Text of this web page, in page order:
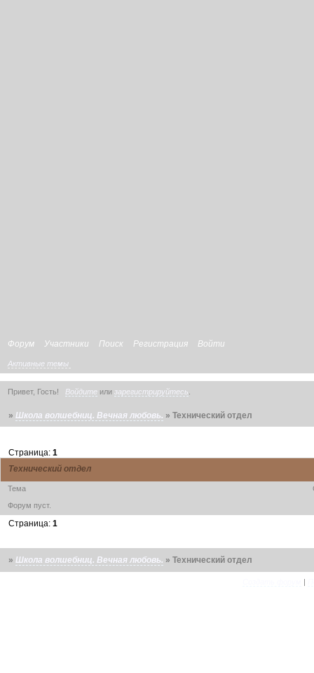
Форум Участники Поиск Регистрация Войти
Активные темы
Привет, Гость! Войдитеили зарегистрируйтесь
» Школа волшебниц. Вечная любовь. »Технический отдел
Технический отдел
Страница:1
Тема
Форум пуст.
Страница:1
»Школа волшебниц. Вечная любовь. »Технический отдел